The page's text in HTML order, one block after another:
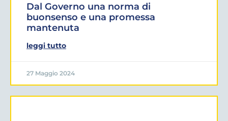
Dal Governo una norma di
buonsenso e una promessa
mantenuta
leggi tutto
27 Maggio 2024